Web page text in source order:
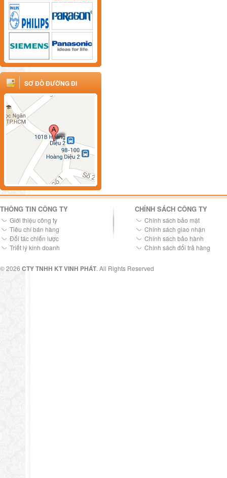
SƠ ĐỒ ĐƯỜNG ĐI
THÔNG TIN CÔNG TY
Giới thiệu công ty
Tiêu chí bán hàng
Đối tác chiến lược
Triết lý kinh doanh
CHÍNH SÁCH CÔNG TY
Chính sách bảo mật
Chính sách giao nhận
Chính sách bảo hành
Chính sách đổi trả hàng
© 2026 CTY TNHH KT VINH PHÁT. All Rights Reserved